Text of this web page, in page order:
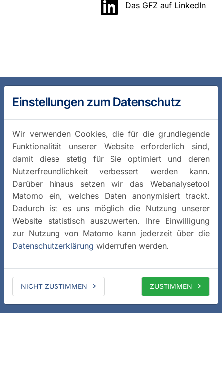
Das GFZ auf LinkedIn
Einstellungen zum Datenschutz
Wir verwenden Cookies, die für die grundlegende
Funktionalität unserer Website erforderlich sind,
damit diese stetig für Sie optimiert und deren
Nutzerfreundlichkeit verbessert werden kann.
Darüber hinaus setzen wir das Webanalysetool
Matomo ein, welches Daten anonymisiert trackt.
Dadurch ist es uns möglich die Nutzung unserer
Website statistisch auszuwerten. Ihre Einwilligung
zur Nutzung von Matomo kann jederzeit über die
Datenschutzerklärung widerrufen werden.
NICHT ZUSTIMMEN ZUSTIMMEN